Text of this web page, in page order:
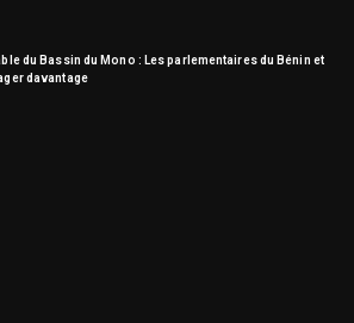
du Bassin du Mono : Les parlementaires du Bénin et
davantage